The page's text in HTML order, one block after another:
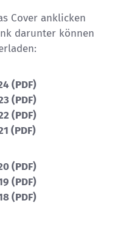
Cover anklicken
darunter können
(PDF)
(PDF)
(PDF)
(PDF)
(PDF)
(PDF)
(PDF)